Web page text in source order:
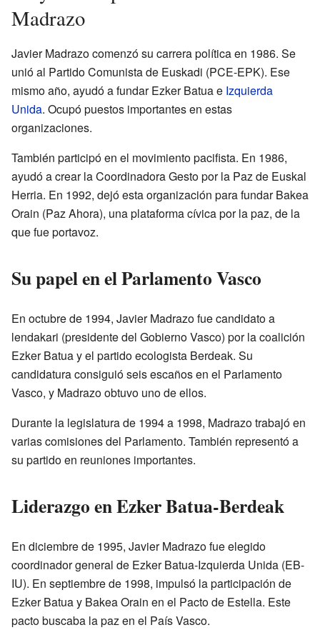
Madrazo
Javier Madrazo comenzó su carrera política en 1986. Se
unió al Partido Comunista de Euskadi (PCE-EPK). Ese
mismo año, ayudó a fundar Ezker Batua e Izquierda
Unida. Ocupó puestos importantes en estas
organizaciones.
También participó en el movimiento pacifista. En 1986,
ayudó a crear la Coordinadora Gesto por la Paz de Euskal
Herria. En 1992, dejó esta organización para fundar Bakea
Orain (Paz Ahora), una plataforma cívica por la paz, de la
que fue portavoz.
Su papel en el Parlamento Vasco
En octubre de 1994, Javier Madrazo fue candidato a
lendakari (presidente del Gobierno Vasco) por la coalición
Ezker Batua y el partido ecologista Berdeak. Su
candidatura consiguió seis escaños en el Parlamento
Vasco, y Madrazo obtuvo uno de ellos.
Durante la legislatura de 1994 a 1998, Madrazo trabajó en
varias comisiones del Parlamento. También representó a
su partido en reuniones importantes.
Liderazgo en Ezker Batua-Berdeak
En diciembre de 1995, Javier Madrazo fue elegido
coordinador general de Ezker Batua-Izquierda Unida (EB-
IU). En septiembre de 1998, impulsó la participación de
Ezker Batua y Bakea Orain en el Pacto de Estella. Este
pacto buscaba la paz en el País Vasco.